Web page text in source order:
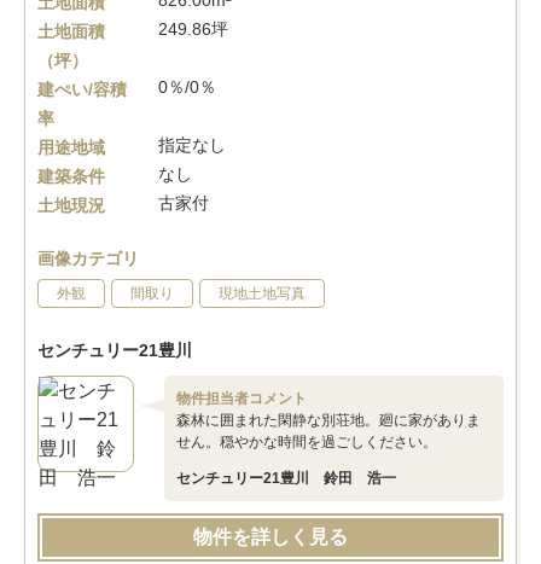
土地面積
（坪）
249.86坪
建ぺい/容積
率
0％/0％
用途地域
指定なし
建築条件
なし
土地現況
古家付
画像カテゴリ
外観 間取り 現地土地写真
センチュリー21豊川
物件担当者コメント
森林に囲まれた閑静な別荘地。廻に家がありま
せん。穏やかな時間を過ごしください。
センチュリー21豊川 鈴田 浩一
物件を詳しく見る